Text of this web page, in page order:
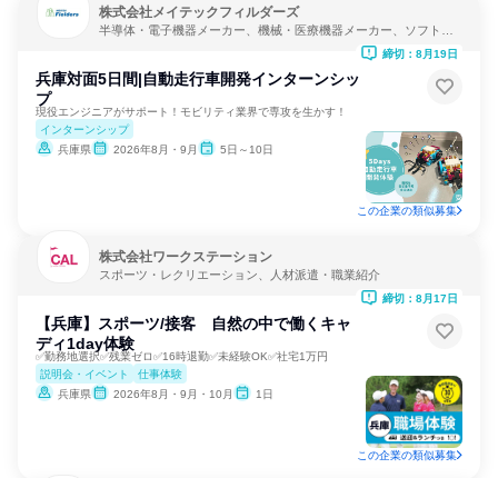
株式会社メイテックフィルダーズ
半導体・電子機器メーカー、機械・医療機器メーカー、ソフトウ
兵庫対面5日間|自動走行車開発インターンシッ
プ
現役エンジニアがサポート！モビリティ業界で専攻を生かす！
インターンシップ
兵庫県
2026年8月・9月 5日～10日
締切：8月19日
この企業の類似募集
株式会社ワークステーション
スポーツ・レクリエーション、人材派遣・職業紹介
【兵庫】スポーツ/接客 自然の中で働くキャ
ディ1day体験
✅勤務地選択✅残業ゼロ✅16時退勤✅未経験OK✅社宅1万円
説明会・イベント
仕事体験
兵庫県
2026年8月・9月・10月 1日
締切：8月17日
この企業の類似募集